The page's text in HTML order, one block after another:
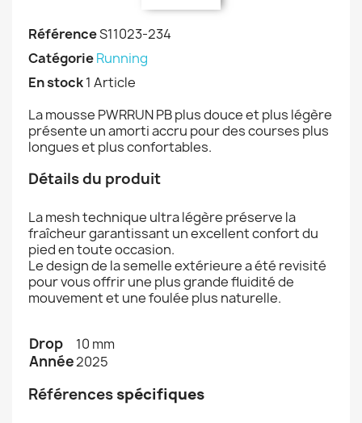
RéférenceS11023-234
CatégorieRunning
En stock1 Article
La mousse PWRRUN PB plus douce et plus légère
présente un amorti accru pour des courses plus
longues et plus confortables.
Détails du produit
La mesh technique ultra légère préserve la
fraîcheur garantissant un excellent confort du
pied en toute occasion.
Le design de la semelle extérieure a été revisité
pour vous offrir une plus grande fluidité de
mouvement et une foulée plus naturelle.
Drop 10 mm
Année2025
Références spécifiques